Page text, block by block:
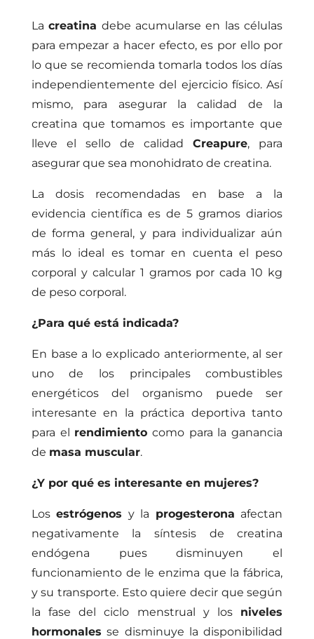
Lacreatina debe acumularse en las células
para empezar a hacer efecto, es por ello por
lo que se recomienda tomarla todos los días
independientemente del ejercicio físico. Así
mismo, para asegurar la calidad de la
creatina que tomamos es importante que
lleve el sello de calidadCreapure, para
asegurar que sea monohidrato de creatina.
La dosis recomendadas en base a la
evidencia científica es de 5 gramos diarios
de forma general, y para individualizar aún
más lo ideal es tomar en cuenta el peso
corporal y calcular 1 gramos por cada 10 kg
de peso corporal.
¿Para qué está indicada?
En base a lo explicado anteriormente, al ser
uno de los principales combustibles
energéticos del organismo puede ser
interesante en la práctica deportiva tanto
para el rendimiento como para la ganancia
de masa muscular.
¿Y por qué es interesante en mujeres?
Losestrógenos y la progesterona afectan
negativamente la síntesis de creatina
endógena pues disminuyen el
funcionamiento de le enzima que la fábrica,
y su transporte. Esto quiere decir que según
la fase del ciclo menstrual y los niveles
hormonales se disminuye la disponibilidad